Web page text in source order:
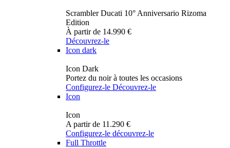
Scrambler Ducati 10° Anniversario Rizoma
Edition
À partir de 14.990 €
Découvrez-le
Icon dark
Icon Dark
Portez du noir à toutes les occasions
Configurez-le Découvrez-le
Icon
Icon
A partir de 11.290 €
Configurez-le découvrez-le
Full Throttle